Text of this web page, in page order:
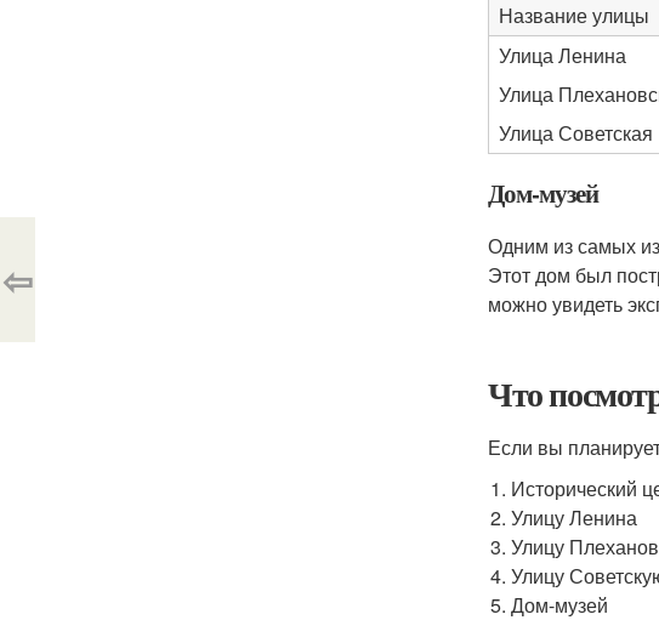
Название улицы
Улица Ленина
Улица
Улица Советская
Дом-музей
Одним из самых
Этот дом был
можно увидеть
Что
Если вы
Исторический
Улицу Ленина
Улицу
Улицу
Дом-музей
⇦